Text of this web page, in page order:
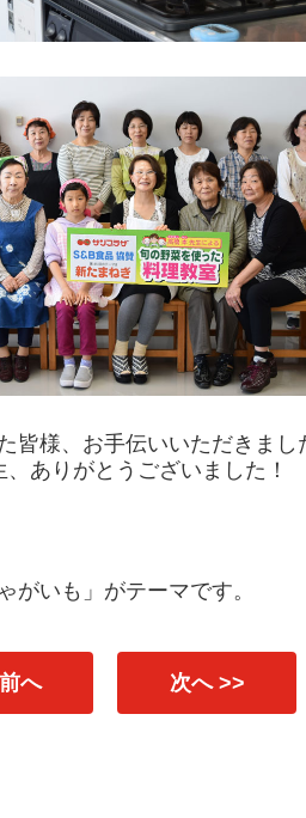
皆様、お手伝いいただきまし
ありがとうございました！
がいも」がテーマです。
へ 次へ >>